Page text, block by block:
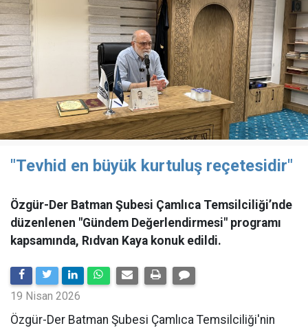
"Tevhid en büyük kurtuluş reçetesidir"
Özgür-Der Batman Şubesi Çamlıca Temsilciliği’nde
düzenlenen "Gündem Değerlendirmesi" programı
kapsamında, Rıdvan Kaya konuk edildi.
19 Nisan 2026
​Özgür-Der Batman Şubesi Çamlıca Temsilciliği'nin